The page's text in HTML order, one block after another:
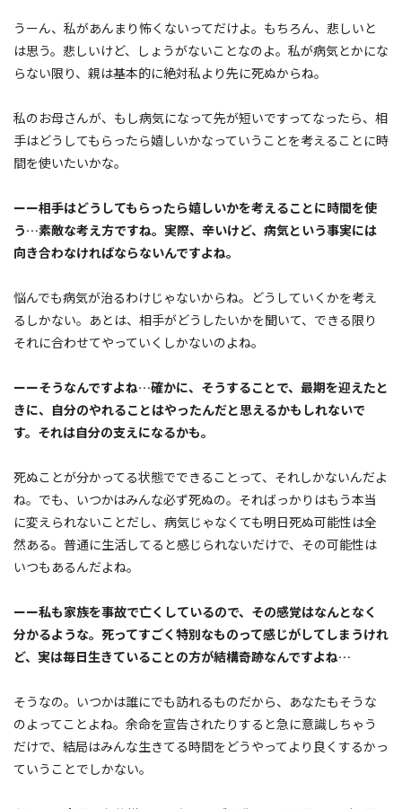
うーん、私があんまり怖くないってだけよ。もちろん、悲しいと
は思う。悲しいけど、しょうがないことなのよ。私が病気とかにな
らない限り、親は基本的に絶対私より先に死ぬからね。
私のお母さんが、もし病気になって先が短いですってなったら、相
手はどうしてもらったら嬉しいかなっていうことを考えることに時
間を使いたいかな。
ーー相手はどうしてもらったら嬉しいかを考えることに時間を使
う…素敵な考え方ですね。実際、辛いけど、病気という事実には
向き合わなければならないんですよね。
悩んでも病気が治るわけじゃないからね。どうしていくかを考え
るしかない。あとは、相手がどうしたいかを聞いて、できる限り
それに合わせてやっていくしかないのよね。
ーーそうなんですよね…確かに、そうすることで、最期を迎えたと
きに、自分のやれることはやったんだと思えるかもしれないで
す。それは自分の支えになるかも。
死ぬことが分かってる状態でできることって、それしかないんだよ
ね。でも、いつかはみんな必ず死ぬの。そればっかりはもう本当
に変えられないことだし、病気じゃなくても明日死ぬ可能性は全
然ある。普通に生活してると感じられないだけで、その可能性は
いつもあるんだよね。
ーー私も家族を事故で亡くしているので、その感覚はなんとなく
分かるような。死ってすごく特別なものって感じがしてしまうけれ
ど、実は毎日生きていることの方が結構奇跡なんですよね…
そうなの。いつかは誰にでも訪れるものだから、あなたもそうな
のよってことよね。余命を宣告されたりすると急に意識しちゃう
だけで、結局はみんな生きてる時間をどうやってより良くするかっ
ていうことでしかない。